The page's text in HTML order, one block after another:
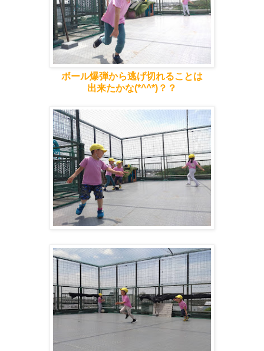
ボール爆弾から逃げ切れることは
出来たかな(*^^*)？？